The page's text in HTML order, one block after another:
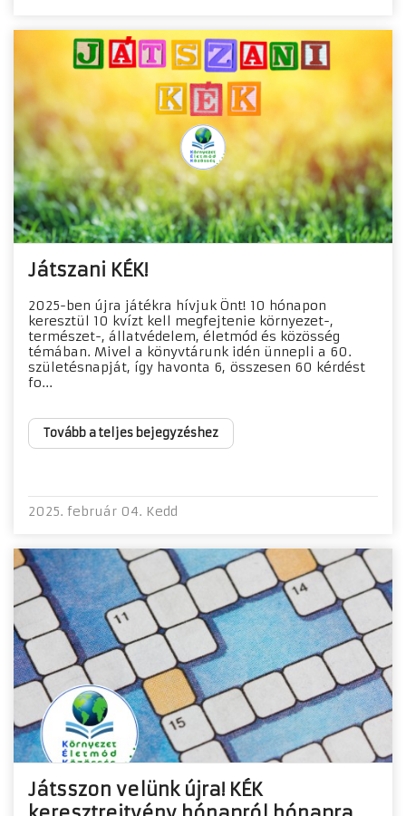
Játszani KÉK!
2025-ben újra játékra hívjuk Önt! 10 hónapon
keresztül 10 kvízt kell megfejtenie környezet-,
természet-, állatvédelem, életmód és közösség
témában. Mivel a könyvtárunk idén ünnepli a 60.
születésnapját, így havonta 6, összesen 60 kérdést
fo...
Tovább a teljes bejegyzéshez
2025. február 04. Kedd
Játsszon velünk újra! KÉK